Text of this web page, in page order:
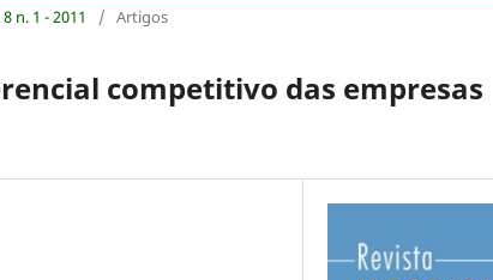
n. 1 - 2011 / Artigos
competitivo das empresas